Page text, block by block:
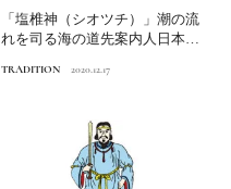
「塩椎神（シオツチ）」潮の流
れを司る海の道先案内人日本人
TRADITION 2020.12.17